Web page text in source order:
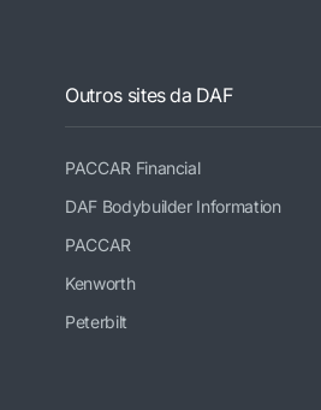
Outros sites da DAF
PACCAR Financial
DAF Bodybuilder Information
PACCAR
Kenworth
Peterbilt